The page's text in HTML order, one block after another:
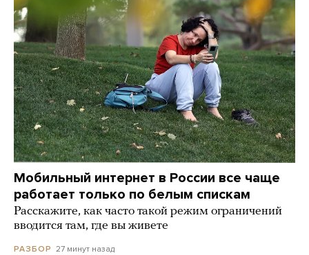
Мобильный интернет в России все чаще
работает только по белым спискам
Расскажите, как часто такой режим ограничений
вводится там, где вы живете
РАЗБОР 27 минут назад